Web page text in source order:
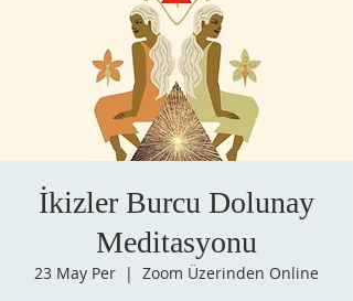
İkizler Burcu Dolunay
Meditasyonu
23 May Per
  |
Zoom Üzerinden Online